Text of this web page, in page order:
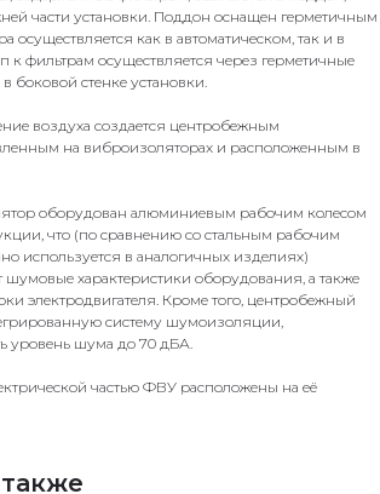
части установки. Поддон оснащен герметичным
осуществляется как в автоматическом, так и в
к фильтрам осуществляется через герметичные
боковой стенке установки.
воздуха создается центробежным
на виброизоляторах и расположенным в
оборудован алюминиевым рабочим колесом
что (по сравнению со стальным рабочим
используется в аналогичных изделиях)
шумовые характеристики оборудования, а также
электродвигателя. Кроме того, центробежный
систему шумоизоляции,
уровень шума до 70 дБА.
частью ФВУ расположены на её